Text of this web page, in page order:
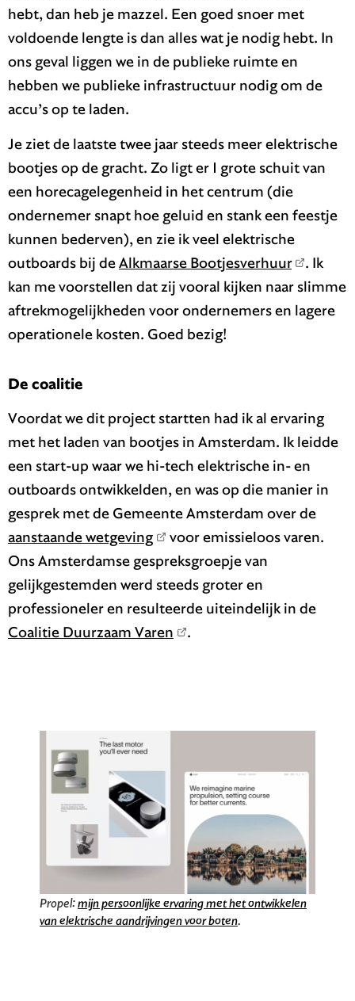
hebt, dan heb je mazzel. Een goed snoer met
voldoende lengte is dan alles wat je nodig hebt. In
ons geval liggen we in de publieke ruimte en
hebben we publieke infrastructuur nodig om de
accu’s op te laden.
Je ziet de laatste twee jaar steeds meer elektrische
bootjes op de gracht. Zo ligt er 1 grote schuit van
een horecagelegenheid in het centrum (die
ondernemer snapt hoe geluid en stank een feestje
kunnen bederven), en zie ik veel elektrische
outboards bij deAlkmaarse Bootjesverhuur
. Ik
kan me voorstellen dat zij vooral kijken naar slimme
aftrekmogelijkheden voor ondernemers en lagere
operationele kosten. Goed bezig!
De coalitie
Voordat we dit project startten had ik al ervaring
met het laden van bootjes in Amsterdam. Ik leidde
een start-up waar we hi-tech elektrische in- en
outboards ontwikkelden, en was op die manier in
gesprek met de Gemeente Amsterdam over de
aanstaande wetgeving
voor emissieloos varen.
Ons Amsterdamse gespreksgroepje van
gelijkgestemden werd steeds groter en
professioneler en resulteerde uiteindelijk in de
Coalitie Duurzaam Varen
.
Propel:mijn persoonlijke ervaring met het ontwikkelen
van elektrische aandrijvingen voor boten.